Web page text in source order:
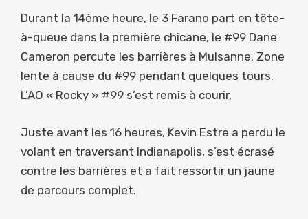
Durant la 14ème heure, le 3 Farano part en tête-
à-queue dans la première chicane, le #99 Dane
Cameron percute les barrières à Mulsanne. Zone
lente à cause du #99 pendant quelques tours.
L’AO « Rocky » #99 s’est remis à courir,
Juste avant les 16 heures, Kevin Estre a perdu le
volant en traversant Indianapolis, s’est écrasé
contre les barrières et a fait ressortir un jaune
de parcours complet.